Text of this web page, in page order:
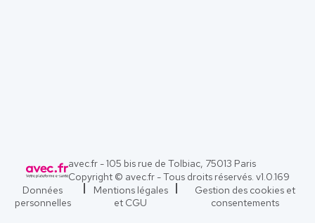
avec.fr - 105 bis rue de Tolbiac, 75013 Paris
Copyright © avec.fr - Tous droits réservés. v1.0.169
Données
personnelles
Mentions légales
et CGU
Gestion des cookies et
consentements